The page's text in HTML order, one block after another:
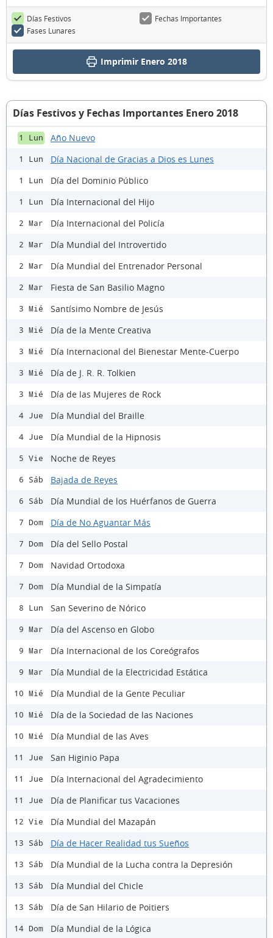
Días Festivos
Fechas Importantes
Fases Lunares
Imprimir Enero 2018
Días Festivos y Fechas Importantes Enero 2018
1 Lun Año Nuevo
1 Lun Día Nacional de Gracias a Dios es Lunes
1 Lun Día del Dominio Público
1 Lun Día Internacional del Hijo
2 Mar Día Internacional del Policía
2 Mar Día Mundial del Introvertido
2 Mar Día Mundial del Entrenador Personal
2 Mar Fiesta de San Basilio Magno
3 Mié Santísimo Nombre de Jesús
3 Mié Día de la Mente Creativa
3 Mié Día Internacional del Bienestar Mente-Cuerpo
3 Mié Día de J. R. R. Tolkien
3 Mié Día de las Mujeres de Rock
4 Jue Día Mundial del Braille
4 Jue Día Mundial de la Hipnosis
5 Vie Noche de Reyes
6 Sáb Bajada de Reyes
6 Sáb Día Mundial de los Huérfanos de Guerra
7 Dom Día de No Aguantar Más
7 Dom Día del Sello Postal
7 Dom Navidad Ortodoxa
7 Dom Día Mundial de la Simpatía
8 Lun San Severino de Nórico
9 Mar Día del Ascenso en Globo
9 Mar Día Internacional de los Coreógrafos
9 Mar Día Mundial de la Electricidad Estática
10 Mié Día Mundial de la Gente Peculiar
10 Mié Día de la Sociedad de las Naciones
10 Mié Día Mundial de las Aves
11 Jue San Higinio Papa
11 Jue Día Internacional del Agradecimiento
11 Jue Día de Planificar tus Vacaciones
12 Vie Día Mundial del Mazapán
13 Sáb Día de Hacer Realidad tus Sueños
13 Sáb Día Mundial de la Lucha contra la Depresión
13 Sáb Día Mundial del Chicle
13 Sáb Día de San Hilario de Poitiers
14 Dom Día Mundial de la Lógica